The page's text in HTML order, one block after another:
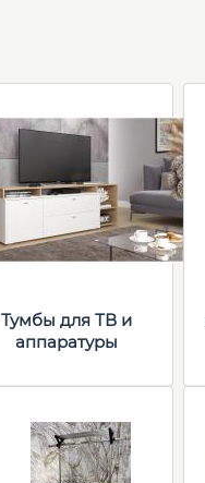
Тумбы для ТВ и
аппаратуры